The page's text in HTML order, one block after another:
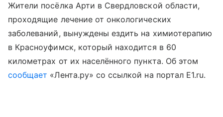
Жители посёлка Арти в Свердловской области,
проходящие лечение от онкологических
заболеваний, вынуждены ездить на химиотерапию
в Красноуфимск, который находится в 60
километрах от их населённого пункта. Об этом
сообщает «Лента.ру» со ссылкой на портал Е1.ru.